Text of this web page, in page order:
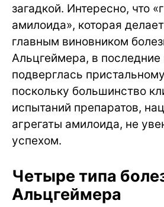
загадкой. Интересно, что
амилоида», которая
главным виновником
Альцгеймера, в последние
подверглась
поскольку большинство
испытаний препаратов,
агрегаты амилоида, не
успехом.
Четыре типа
Альцгеймера